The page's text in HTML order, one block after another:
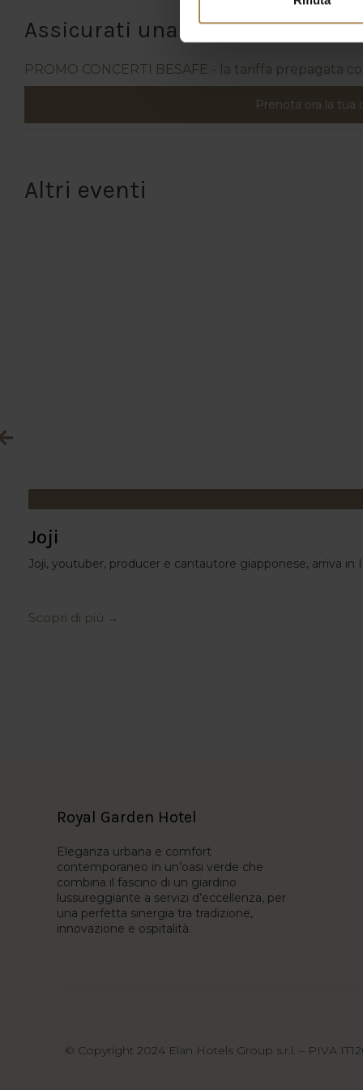
Assicurati una camera con
PROMO CONCERTI BESAFE - la tariffa prepagata
Prenota ora la tua
Altri eventi
Joji
Joji, youtuber, producer e cantautore giapponese, arriva in
Scopri di più →
Royal Garden Hotel
Eleganza urbana e comfort
contemporaneo in un’oasi verde che
combina il fascino di un giardino
lussureggiante a servizi d’eccellenza, per
una perfetta sinergia tra tradizione,
innovazione e ospitalità.
© Copyright 2024 Elan Hotels Group s.r.l. – PIVA